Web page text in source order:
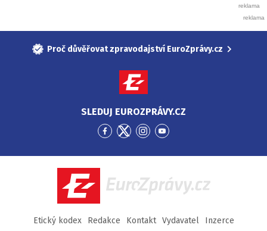
Proč důvěřovat zpravodajství EuroZprávy.cz
SLEDUJ EUROZPRÁVY.CZ
Přejít
Facebook
Přejít
Twitter
Přejít
Instagram
Přejít
YouTube
EuroZprávy.cz
Etický kodex Redakce Kontakt Vydavatel Inzerce